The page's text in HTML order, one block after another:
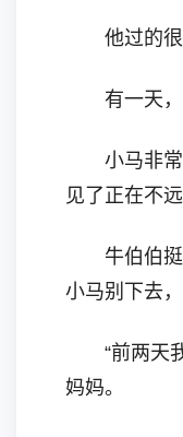
他过的很
有一天，妈
小马非常高
见了正在不
牛伯伯挺起
小马别下去
“前两天我
妈妈。